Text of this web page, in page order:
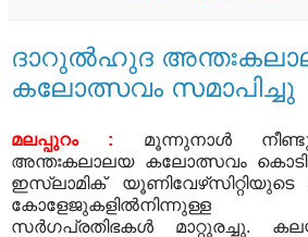
ദാറുല്‍ഹുദ
കലോത്സവം സമാപിച്ചു
മലപ്പുറം : മൂന്നുനാള്‍
അന്തഃകലാലയ കലോത്സവം
ഇസ്‌ലാമിക്
കോളേജുകളില്‍നിന്നുള്ള
സര്‍ഗപ്രതിഭകള്‍ മാറ്റുരച്ചു.